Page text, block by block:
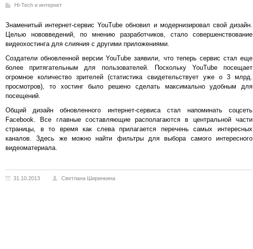
Hi-Tech и интернет
Знаменитый интернет-сервис YouTube обновил и модернизировал свой дизайн.
Целью нововведений, по мнению разработчиков, стало совершенствование
видеохостинга для слияния с другими приложениями.
Создатели обновленной версии YouTube заявили, что теперь сервис стал еще
более притягательным для пользователей. Поскольку YouTube посещает
огромное количество зрителей (статистика свидетельствует уже о 3 млрд.
просмотров), то хостинг было решено сделать максимально удобным для
посещений.
Общий дизайн обновленного интернет-сервиса стал напоминать соцсеть
Facebook. Все главные составляющие располагаются в центральной части
страницы, в то время как слева прилагается перечень самых интересных
каналов. Здесь же можно найти фильтры для выбора самого интересного
видеоматериала.
31.10.2013 Светлана Ширинкина